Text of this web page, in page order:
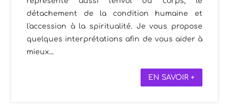
détachement de la condition humaine et
l'accession à la spiritualité. Je vous propose
quelques interprétations afin de vous aider à
mieux...
EN SAVOIR +